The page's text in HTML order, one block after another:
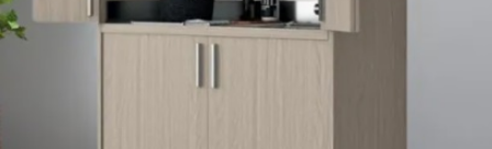
Lavora con Noi
Contatti